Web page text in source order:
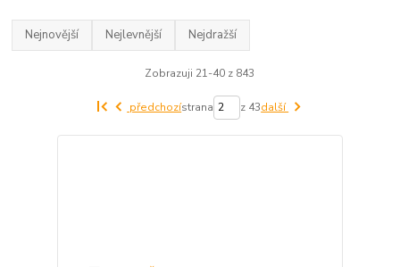
Nejnovější Nejlevnější Nejdražší
Zobrazuji 21-40 z 843
předchozístrana z 43další